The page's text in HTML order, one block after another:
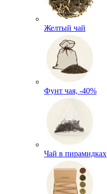
Желтый чай
Фунт чая, -40%
Чай в пирамидках